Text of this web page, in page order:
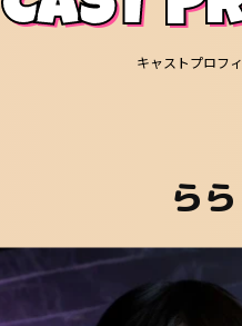
キャストプロフ
らら